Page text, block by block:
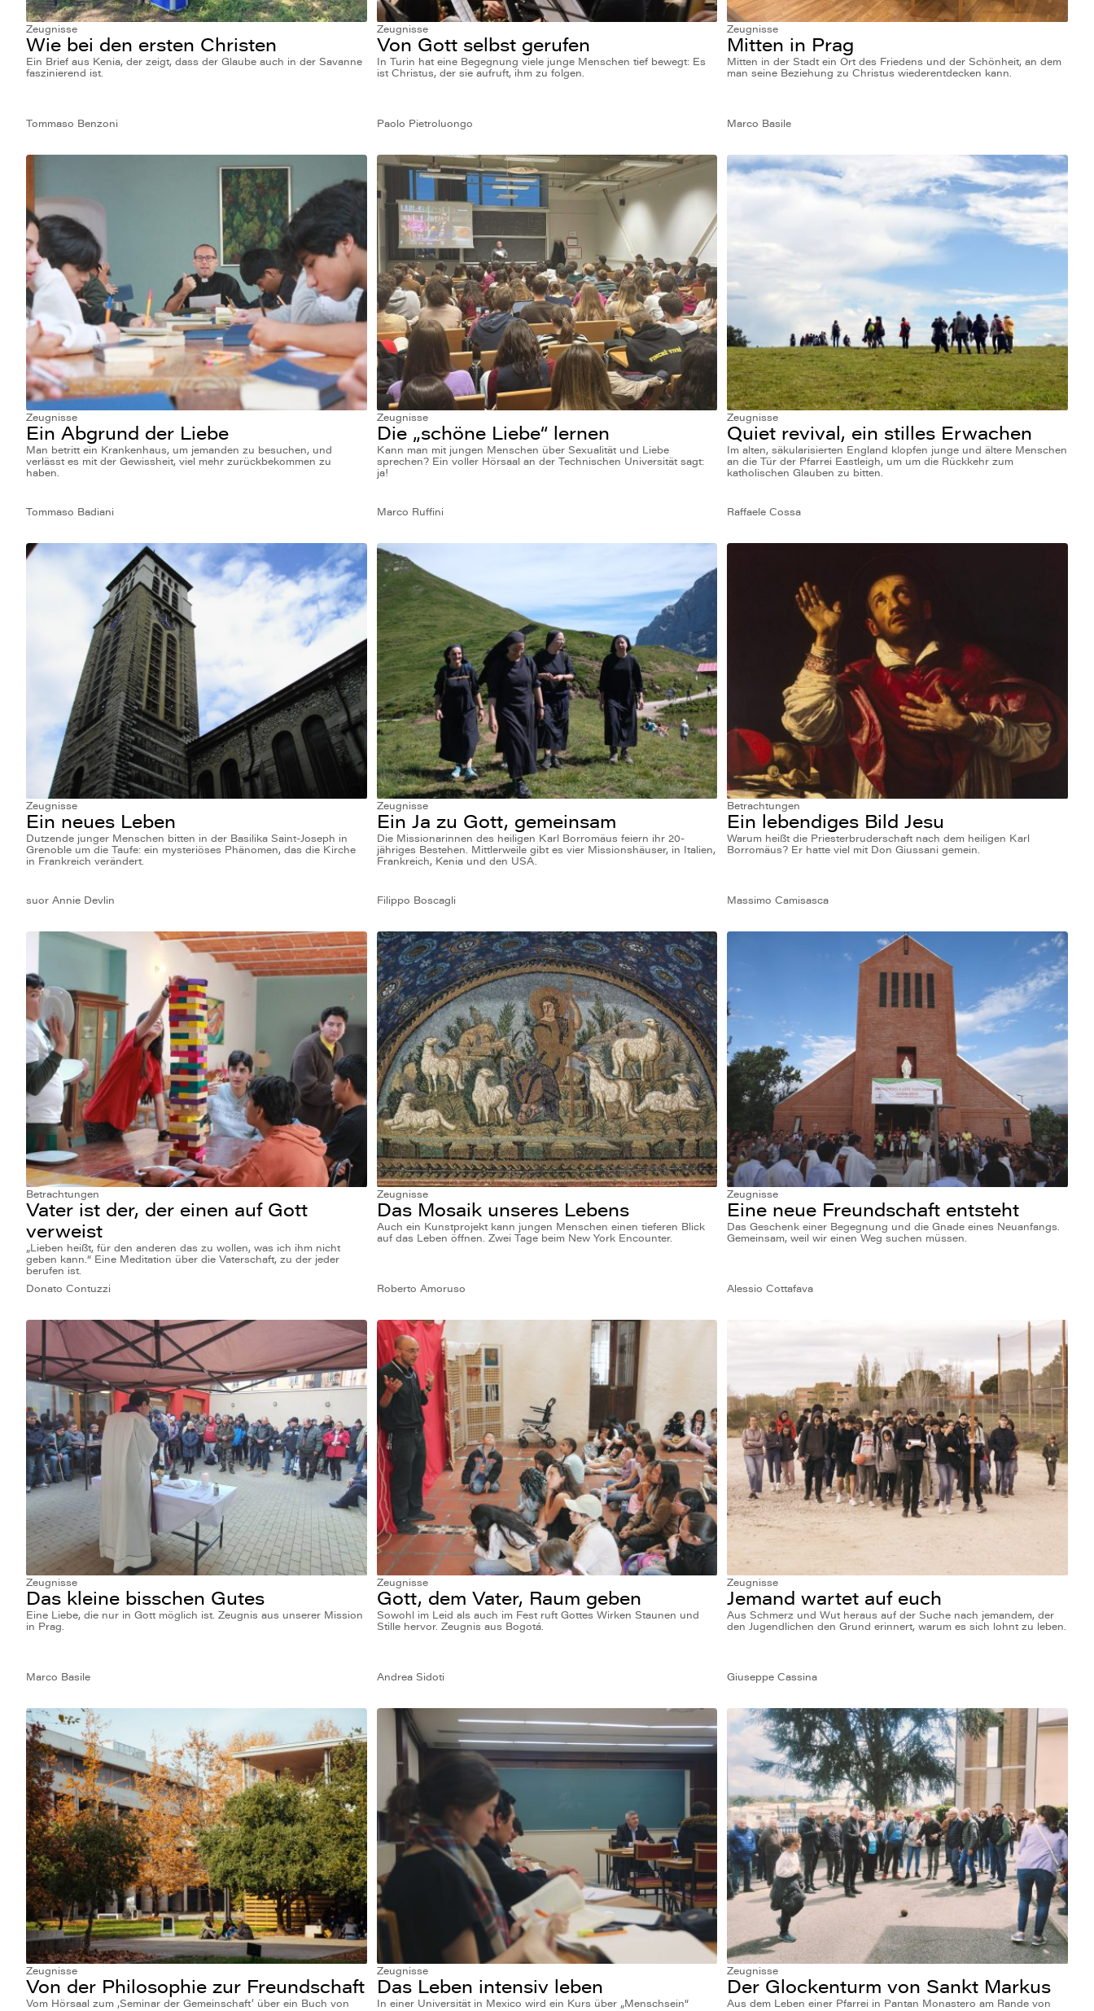
Zeugnisse
Wie bei den ersten Christen
Ein Brief aus Kenia, der zeigt, dass der Glaube auch in der Savanne
faszinierend ist.
Tommaso Benzoni
Zeugnisse
Von Gott selbst gerufen
In Turin hat eine Begegnung viele junge Menschen tief bewegt: Es
ist Christus, der sie aufruft, ihm zu folgen.
Paolo Pietroluongo
Zeugnisse
Mitten in Prag
Mitten in der Stadt ein Ort des Friedens und der Schönheit, an dem
man seine Beziehung zu Christus wiederentdecken kann.
Marco Basile
Zeugnisse
Ein Abgrund der Liebe
Man betritt ein Krankenhaus, um jemanden zu besuchen, und
verlässt es mit der Gewissheit, viel mehr zurückbekommen zu
haben.
Tommaso Badiani
Zeugnisse
Die „schöne Liebe“ lernen
Kann man mit jungen Menschen über Sexualität und Liebe
sprechen? Ein voller Hörsaal an der Technischen Universität sagt:
ja!
Marco Ruffini
Zeugnisse
Quiet revival, ein stilles Erwachen
Im alten, säkularisierten England klopfen junge und ältere Menschen
an die Tür der Pfarrei Eastleigh, um um die Rückkehr zum
katholischen Glauben zu bitten.
Raffaele Cossa
Zeugnisse
Ein neues Leben
Dutzende junger Menschen bitten in der Basilika Saint-Joseph in
Grenoble um die Taufe: ein mysteriöses Phänomen, das die Kirche
in Frankreich verändert.
suor Annie Devlin
Zeugnisse
Ein Ja zu Gott, gemeinsam
Die Missionarinnen des heiligen Karl Borromäus feiern ihr 20-
jähriges Bestehen. Mittlerweile gibt es vier Missionshäuser, in Italien,
Frankreich, Kenia und den USA.
Filippo Boscagli
Betrachtungen
Ein lebendiges Bild Jesu
Warum heißt die Priesterbruderschaft nach dem heiligen Karl
Borromäus? Er hatte viel mit Don Giussani gemein.
Massimo Camisasca
Betrachtungen
Vater ist der, der einen auf Gott
verweist
„Lieben heißt, für den anderen das zu wollen, was ich ihm nicht
geben kann.“ Eine Meditation über die Vaterschaft, zu der jeder
berufen ist.
Donato Contuzzi
Zeugnisse
Das Mosaik unseres Lebens
Auch ein Kunstprojekt kann jungen Menschen einen tieferen Blick
auf das Leben öffnen. Zwei Tage beim New York Encounter.
Roberto Amoruso
Zeugnisse
Eine neue Freundschaft entsteht
Das Geschenk einer Begegnung und die Gnade eines Neuanfangs.
Gemeinsam, weil wir einen Weg suchen müssen.
Alessio Cottafava
Zeugnisse
Das kleine bisschen Gutes
Eine Liebe, die nur in Gott möglich ist. Zeugnis aus unserer Mission
in Prag.
Marco Basile
Zeugnisse
Gott, dem Vater, Raum geben
Sowohl im Leid als auch im Fest ruft Gottes Wirken Staunen und
Stille hervor. Zeugnis aus Bogotá.
Andrea Sidoti
Zeugnisse
Jemand wartet auf euch
Aus Schmerz und Wut heraus auf der Suche nach jemandem, der
den Jugendlichen den Grund erinnert, warum es sich lohnt zu leben.
Giuseppe Cassina
Zeugnisse
Von der Philosophie zur Freundschaft
Vom Hörsaal zum ‚Seminar der Gemeinschaft‘ über ein Buch von
Zeugnisse
Das Leben intensiv leben
In einer Universität in Mexico wird ein Kurs über „Menschsein“
Zeugnisse
Der Glockenturm von Sankt Markus
Aus dem Leben einer Pfarrei in Pantan Monastero am Rande von